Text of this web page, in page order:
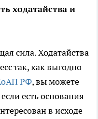
ходатайства и
сила. Ходатайства
так, как выгодно
РФ, вы можете
есть основания
в исходе